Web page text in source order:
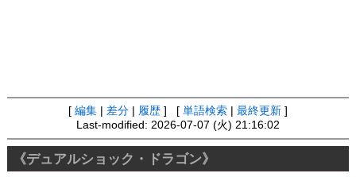
[ 編集 差分 履歴 ] [ 単語検索 最終更新 ]
Last-modified: 2026-07-07 (火) 21:16:02
《デュアルショック・ドラゴン》